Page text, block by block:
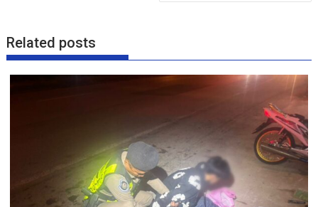
Related posts